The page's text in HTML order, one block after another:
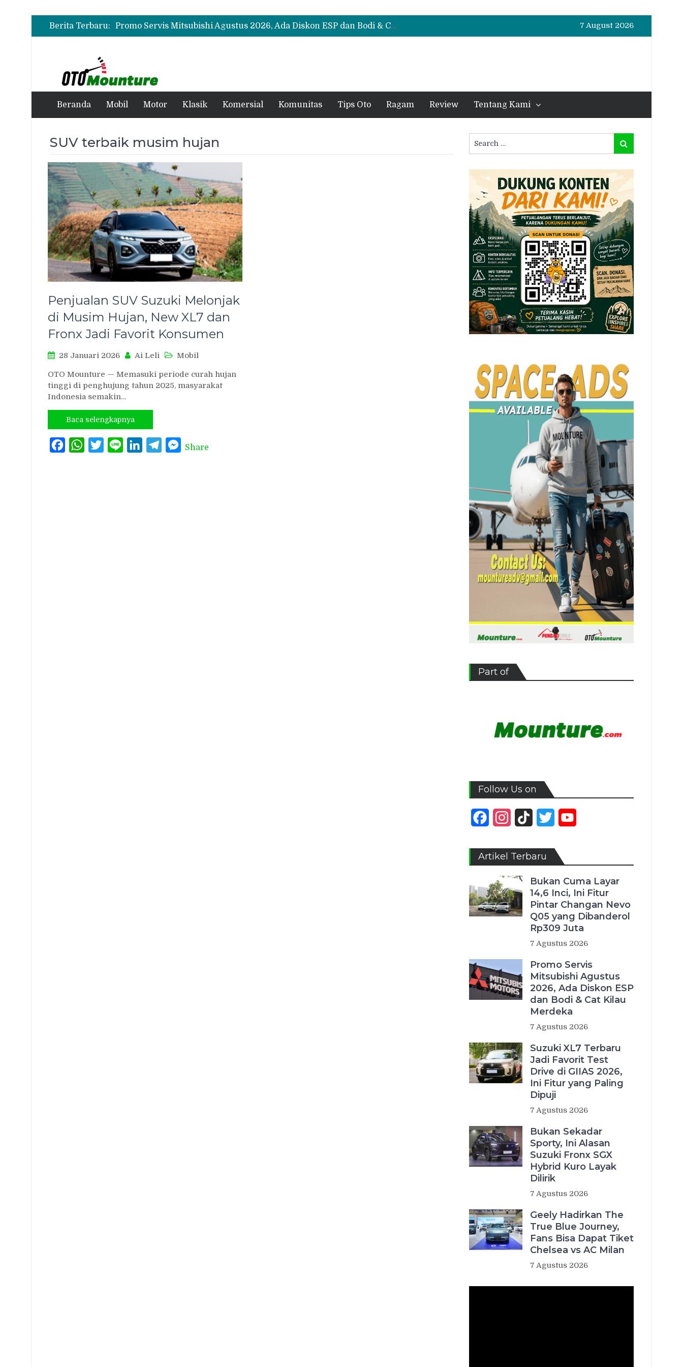
Berita Terbaru:
Bukan Cuma Layar 14,6 Inci, Ini Fitur Pintar Changan Nevo Q05 yang Dibanderol Rp309 Juta
Promo Servis Mitsubishi Agustus 2026, Ada Diskon ESP dan Bodi & Cat Kilau Merdeka
Suzuki XL7 Terbaru Jadi Favorit Test Drive di GIIAS 2026, Ini Fitur yang Paling Dipuji
7 August 2026
Beranda Mobil Motor Klasik Komersial Komunitas Tips Oto Ragam Review Tentang Kami
SUV terbaik musim hujan
Penjualan SUV Suzuki Melonjak
di Musim Hujan, New XL7 dan
Fronx Jadi Favorit Konsumen
28 Januari 2026 Ai Leli Mobil
OTO Mounture — Memasuki periode curah hujan
tinggi di penghujung tahun 2025, masyarakat
Indonesia semakin…
Baca selengkapnya
FacebookWhatsAppTwitterLine LinkedInTelegramMessenger
Share
for:
Search
Part of
Follow Us on
FacebookInstagram
TikTok Twitter
Artikel Terbaru
Bukan Cuma Layar
14,6 Inci, Ini Fitur
Pintar Changan Nevo
Q05 yang Dibanderol
Rp309 Juta
7 Agustus 2026
Promo Servis
Mitsubishi Agustus
2026, Ada Diskon ESP
dan Bodi & Cat Kilau
Merdeka
7 Agustus 2026
Suzuki XL7 Terbaru
Jadi Favorit Test
Drive di GIIAS 2026,
Ini Fitur yang Paling
Dipuji
7 Agustus 2026
Bukan Sekadar
Sporty, Ini Alasan
Suzuki Fronx SGX
Hybrid Kuro Layak
Dilirik
7 Agustus 2026
Geely Hadirkan The
True Blue Journey,
Fans Bisa Dapat Tiket
Chelsea vs AC Milan
7 Agustus 2026